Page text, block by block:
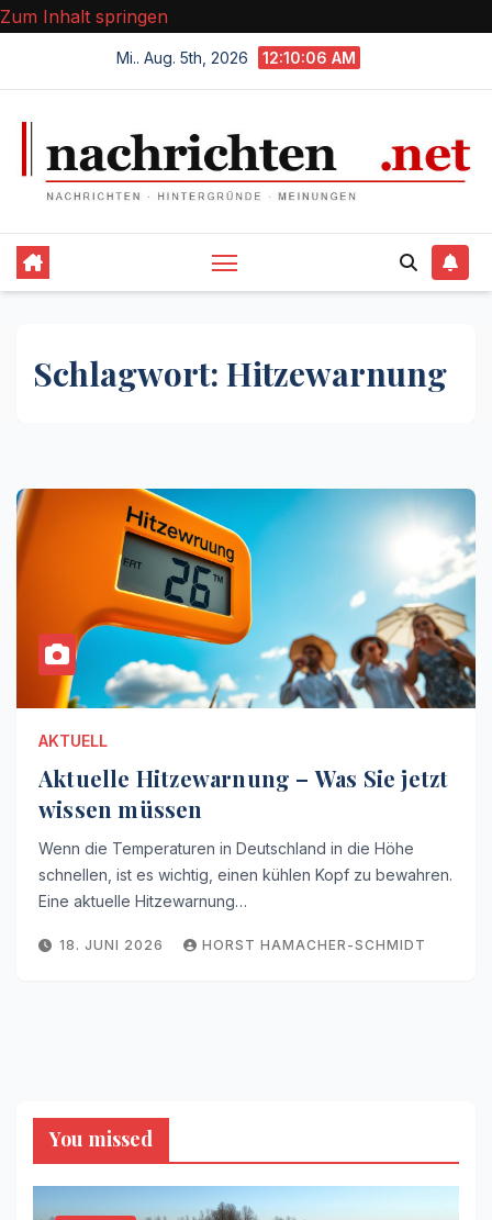
Zum Inhalt springen
Mi.. Aug. 5th, 2026 12:10:06 AM
Schlagwort: Hitzewarnung
AKTUELL
Aktuelle Hitzewarnung – Was Sie jetzt
wissen müssen
Wenn die Temperaturen in Deutschland in die Höhe
schnellen, ist es wichtig, einen kühlen Kopf zu bewahren.
Eine aktuelle Hitzewarnung…
18. JUNI 2026 HORST HAMACHER-SCHMIDT
You missed